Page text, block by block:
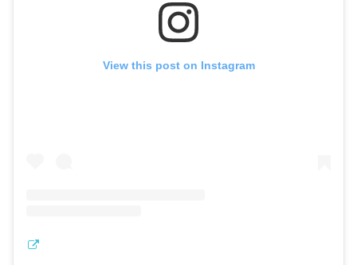
View this post on Instagram